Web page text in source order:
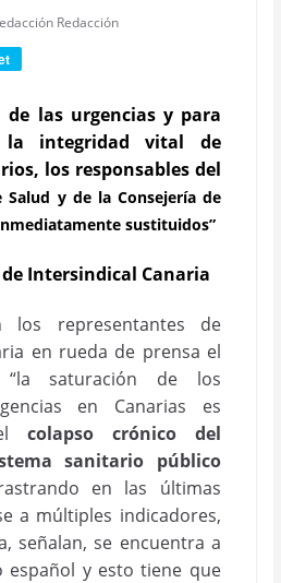
Redacción
las urgencias y para
la integridad vital de
los responsables del
Salud y de la Consejería de
sustituidos”
de Intersindical Canaria
los representantes de
en rueda de prensa el
“la saturación de los
en Canarias es
colapso crónico del
sanitario público
en las últimas
a múltiples indicadores,
señalan, se encuentra a
español y esto tiene que